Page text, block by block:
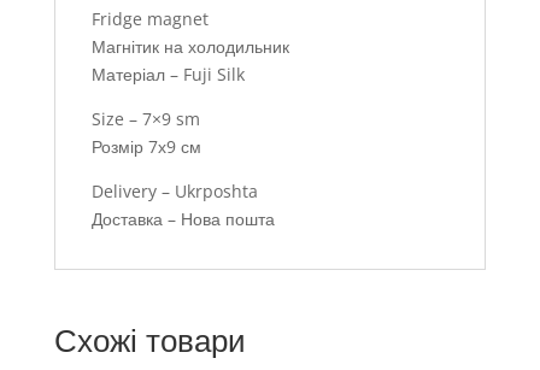
Fridge magnet
Магнітик на холодильник
Матеріал – Fuji Silk
Size – 7×9 sm
Розмір 7х9 см
Delivery – Ukrposhta
Доставка – Нова пошта
Схожі товари